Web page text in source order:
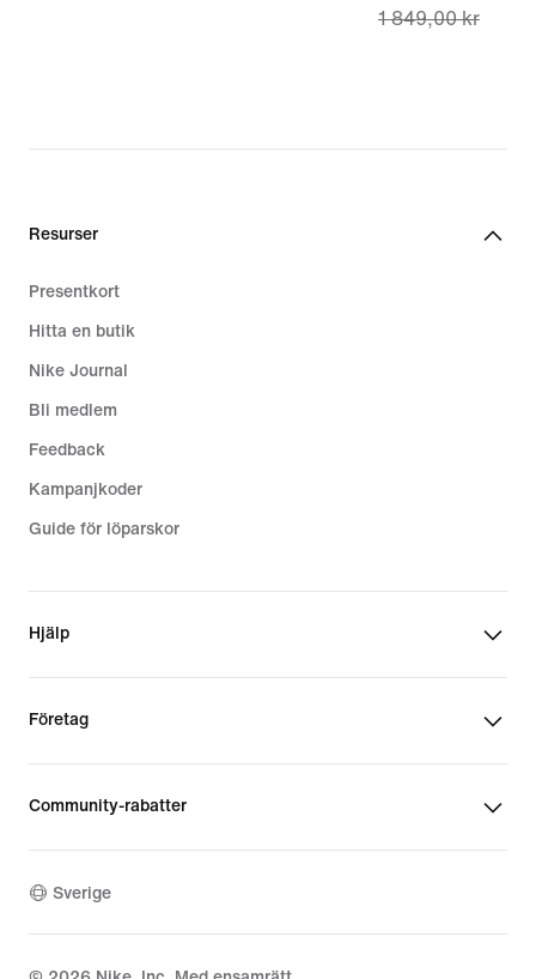
price
1 849,00 kr
1 849,00 kr
Resurser
Presentkort
Hitta en butik
Nike Journal
Bli medlem
Feedback
Kampanjkoder
Guide för löparskor
Hjälp
Företag
Community-rabatter
Sverige